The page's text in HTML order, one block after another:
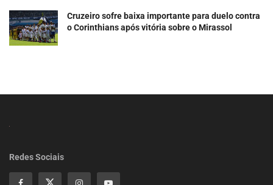
Cruzeiro sofre baixa importante para duelo contra
o Corinthians após vitória sobre o Mirassol
Redes Sociais